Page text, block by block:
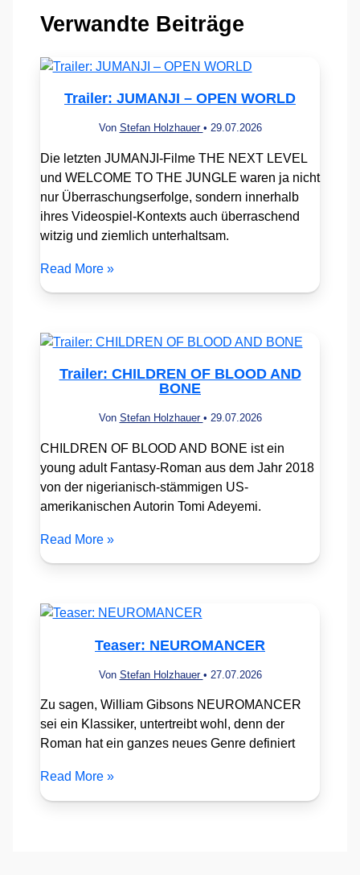
Verwandte Beiträge
Trailer: JUMANJI – OPEN WORLD
Von Stefan Holzhauer • 29.07.2026
Die letzten JUMANJI-Filme THE NEXT LEVEL
und WELCOME TO THE JUNGLE waren ja nicht
nur Überraschungserfolge, sondern innerhalb
ihres Videospiel-Kontexts auch überraschend
witzig und ziemlich unterhaltsam.
Read More »
Trailer: CHILDREN OF BLOOD AND
BONE
Von Stefan Holzhauer • 29.07.2026
CHILDREN OF BLOOD AND BONE ist ein
young adult Fantasy-Roman aus dem Jahr 2018
von der nigerianisch-stämmigen US-
amerikanischen Autorin Tomi Adeyemi.
Read More »
Teaser: NEUROMANCER
Von Stefan Holzhauer • 27.07.2026
Zu sagen, William Gibsons NEUROMANCER
sei ein Klassiker, untertreibt wohl, denn der
Roman hat ein ganzes neues Genre definiert
Read More »